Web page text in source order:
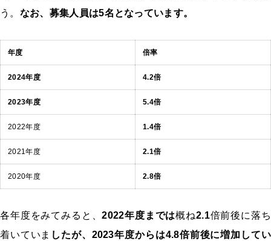
う。 なお、募集人員は5名となっています。
年度 倍率
2024年度 4.2倍
2023年度 5.4倍
2022年度 1.4倍
2021年度 2.1倍
2020年度 2.8倍
各年度をみてみると、2022年度までは概ね2.1倍前後に落ち
着いていま したが、2023年度からは4.8倍前後に増加してい